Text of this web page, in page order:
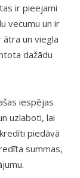
ir pieejami
vecumu un ir
ātra un viegla
dažādu
iespējas
uzlaboti, lai
piedāvā
summas,